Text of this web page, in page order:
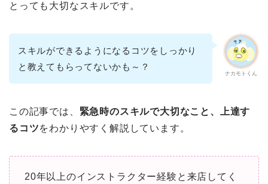
とっても大切なスキルです。
ナカモトくん
スキルができるようになるコツをしっかり
と教えてもらってないかも～？
この記事では、 緊急時のスキルで大切なこと、上達す
るコツをわかりやすく解説しています。
20年以上のインストラクター経験と来店してく